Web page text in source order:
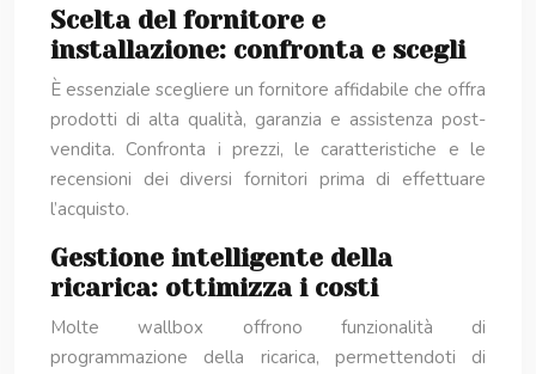
Scelta del fornitore e
installazione: confronta e scegli
È essenziale scegliere un fornitore affidabile che offra
prodotti di alta qualità, garanzia e assistenza post-
vendita. Confronta i prezzi, le caratteristiche e le
recensioni dei diversi fornitori prima di effettuare
l’acquisto.
Gestione intelligente della
ricarica: ottimizza i costi
Molte wallbox offrono funzionalità di
programmazione della ricarica, permettendoti di